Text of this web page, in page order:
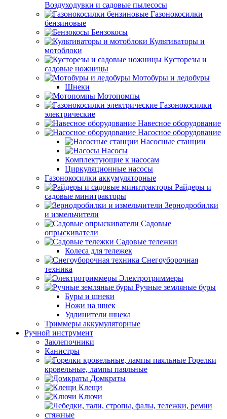
Воздуходувки и садовые пылесосы
Газонокосилки
бензиновые
Бензокосы
Культиваторы и
мотоблоки
Кусторезы и
садовые ножницы
Мотобуры и ледобуры
Шнеки
Мотопомпы
Газонокосилки
электрические
Навесное оборудование
Насосное оборудование
Насосные станции
Насосы
Комплектующие к насосам
Циркуляционные насосы
Газонокосилки аккумуляторные
Райдеры и
садовые минитракторы
Зернодробилки
и измельчители
Садовые
опрыскиватели
Садовые тележки
Колеса для тележек
Снегоуборочная
техника
Электротриммеры
Ручные земляные буры
Буры и шнеки
Ножи на шнек
Удлинители шнека
Триммеры аккумуляторные
Ручной инструмент
Заклепочники
Канистры
Горелки
кровельные, лампы паяльные
Домкраты
Клещи
Ключи